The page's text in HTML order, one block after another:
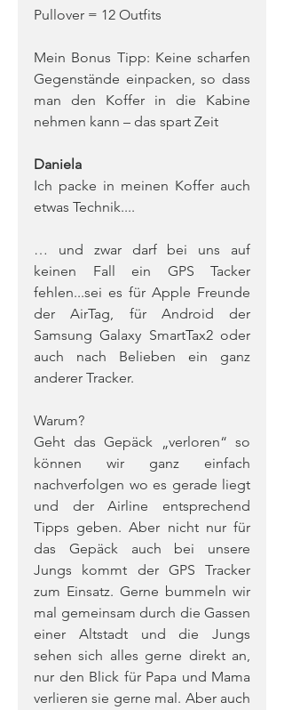
Pullover = 12 Outfits
Mein Bonus Tipp: Keine scharfen
Gegenstände einpacken, so dass
man den Koffer in die Kabine
nehmen kann – das spart Zeit
Daniela
Ich packe in meinen Koffer auch
etwas Technik....
… und zwar darf bei uns auf
keinen Fall ein GPS Tacker
fehlen...sei es für Apple Freunde
der AirTag, für Android der
Samsung Galaxy SmartTax2 oder
auch nach Belieben ein ganz
anderer Tracker.
Warum?
Geht das Gepäck „verloren“ so
können wir ganz einfach
nachverfolgen wo es gerade liegt
und der Airline entsprechend
Tipps geben. Aber nicht nur für
das Gepäck auch bei unsere
Jungs kommt der GPS Tracker
zum Einsatz. Gerne bummeln wir
mal gemeinsam durch die Gassen
einer Altstadt und die Jungs
sehen sich alles gerne direkt an,
nur den Blick für Papa und Mama
verlieren sie gerne mal. Aber auch